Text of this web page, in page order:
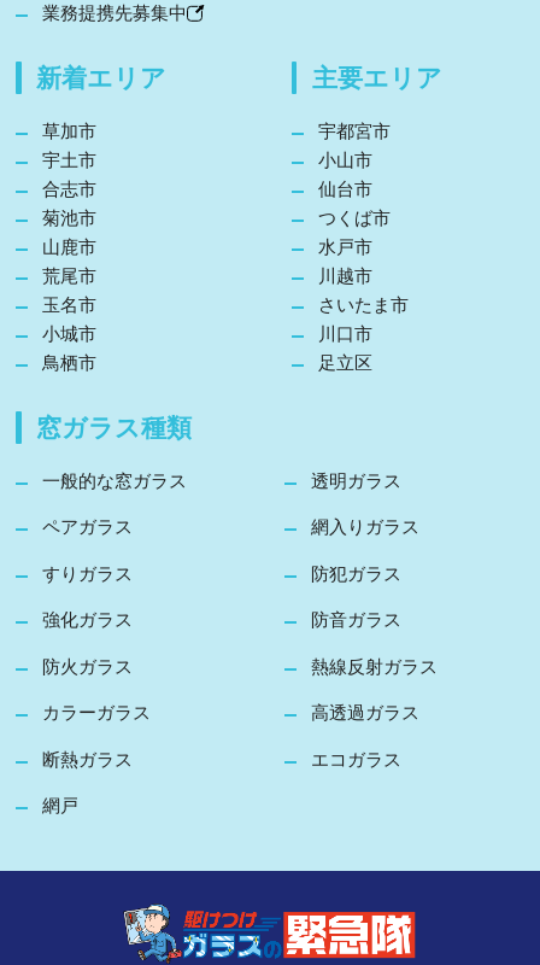
業務提携先募集中
新着エリア
草加市
宇土市
合志市
菊池市
山鹿市
荒尾市
玉名市
小城市
鳥栖市
主要エリア
宇都宮市
小山市
仙台市
つくば市
水戸市
川越市
さいたま市
川口市
足立区
窓ガラス種類
一般的な窓ガラス 透明ガラス
ペアガラス 網入りガラス
すりガラス 防犯ガラス
強化ガラス 防音ガラス
防火ガラス 熱線反射ガラス
カラーガラス 高透過ガラス
断熱ガラス エコガラス
網戸